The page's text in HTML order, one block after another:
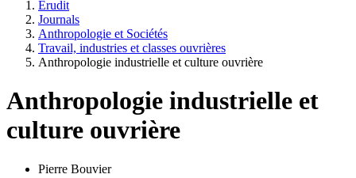
Érudit
Journals
Anthropologie et Sociétés
Travail, industries et classes ouvrières
Anthropologie industrielle et culture ouvrière
Anthropologie industrielle et
culture ouvrière
Pierre Bouvier